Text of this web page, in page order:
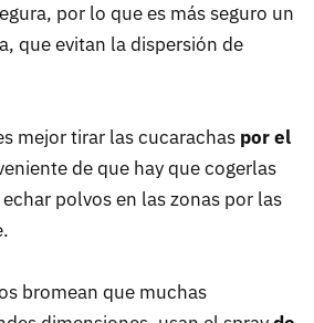
por lo que es más seguro un
que evitan la dispersión de
mejor tirar las cucarachas por el
de que hay que cogerlas
polvos en las zonas por las
bromean que muchas